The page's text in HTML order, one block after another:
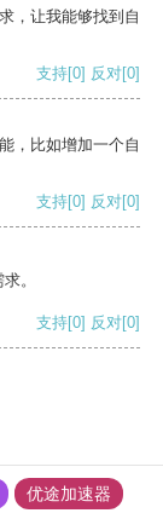
，让我能够找到自
支持[0] 反对[0]
，比如增加一个自
支持[0] 反对[0]
。
支持[0] 反对[0]
优途加速器